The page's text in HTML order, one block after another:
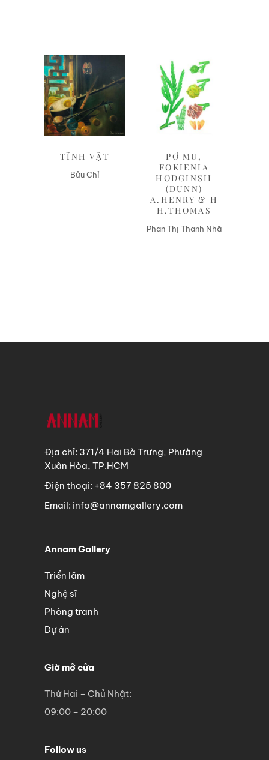
Liên hệ
TĨNH VẬT
Bửu Chỉ
Liên hệ
PƠ MU,
FOKIENIA
HODGINSII
(DUNN)
A.HENRY & H
H.THOMAS
Phan Thị Thanh Nhã
Địa chỉ: 371/4 Hai Bà Trưng, Phường
Xuân Hòa, TP.HCM
Điện thoại: +84 357 825 800
Email: info@annamgallery.com
Annam Gallery
Triển lãm
Nghệ sĩ
Phòng tranh
Dự án
Giờ mở cửa
Thứ Hai – Chủ Nhật:
09:00 – 20:00
Follow us